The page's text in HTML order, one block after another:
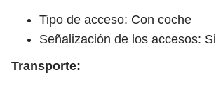
Tipo de acceso: Con coche
Señalización de los accesos: Si
Transporte: